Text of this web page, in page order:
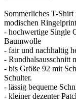
Sommerliches T-
modischen
- hochwertige Single
Baumwolle
- fair und nachhaltig
- Rundhalsausschnitt
- bis Größe 92 mit
Schulter.
- lässig bequeme
- kleiner dezenter